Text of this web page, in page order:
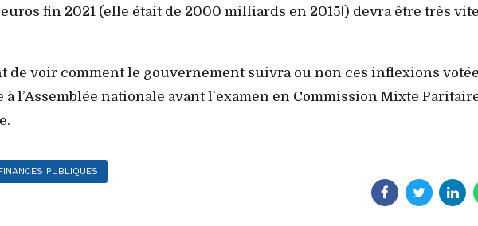
fin 2021 (elle était de 2000 milliards en 2015!) devra être très vite
de voir comment le gouvernement suivra ou non ces inflexions
l’Assemblée nationale avant l’examen en Commission Mixte
PUBLIQUES